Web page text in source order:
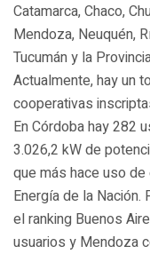
Catamarca, Chaco,
Mendoza, Neuquén,
Tucumán y la
Actualmente, hay un
cooperativas
En Córdoba hay 282
3.026,2 kW de
que más hace uso
Energía de la Nación.
el ranking Buenos
usuarios y Mendoza